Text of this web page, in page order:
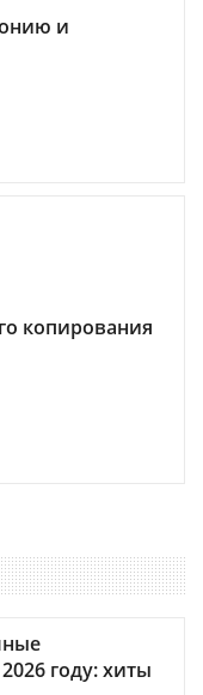
и
копирования
году: хиты